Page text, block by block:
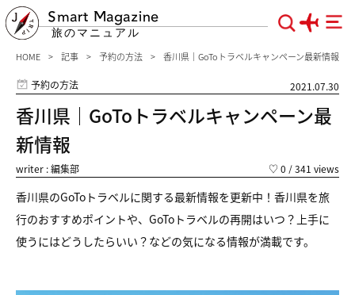
Smart Magazine
旅のマニュアル
HOME 記事 予約の方法 香川県｜GoToトラベルキャンペーン最新情報
予約の方法 2021.07.30
香川県｜GoToトラベルキャンペーン最
新情報
writer : 編集部 ♡ 0 / 341 views
香川県のGoToトラベルに関する最新情報を更新中！香川県を旅
行のおすすめポイントや、GoToトラベルの再開はいつ？上手に
使うにはどうしたらいい？などの気になる情報が満載です。